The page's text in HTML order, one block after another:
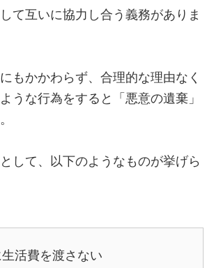
て互いに協力し合う義務がありま
もかかわらず、合理的な理由なく
うな行為をすると「悪意の遺棄」
して、以下のようなものが挙げら
活費を渡さない